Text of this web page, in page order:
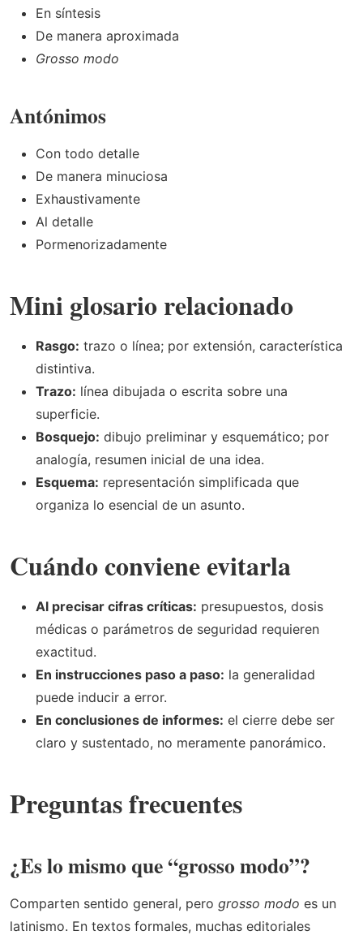
En síntesis
De manera aproximada
Grosso modo
Antónimos
Con todo detalle
De manera minuciosa
Exhaustivamente
Al detalle
Pormenorizadamente
Mini glosario relacionado
Rasgo: trazo o línea; por extensión, característica
distintiva.
Trazo: línea dibujada o escrita sobre una
superficie.
Bosquejo: dibujo preliminar y esquemático; por
analogía, resumen inicial de una idea.
Esquema: representación simplificada que
organiza lo esencial de un asunto.
Cuándo conviene evitarla
Al precisar cifras críticas: presupuestos, dosis
médicas o parámetros de seguridad requieren
exactitud.
En instrucciones paso a paso: la generalidad
puede inducir a error.
En conclusiones de informes: el cierre debe ser
claro y sustentado, no meramente panorámico.
Preguntas frecuentes
¿Es lo mismo que “grosso modo”?
Comparten sentido general, pero grosso modo es un
latinismo. En textos formales, muchas editoriales